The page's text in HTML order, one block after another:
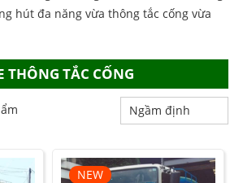
hút đa năng vừa thông tắc cống vừa
THÔNG TẮC CỐNG
NEW